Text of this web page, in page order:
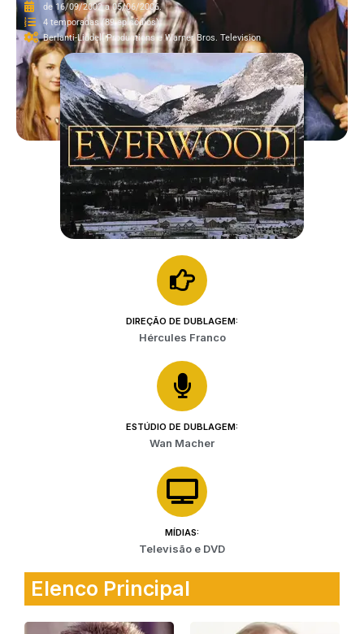
de 16/09/2002 a 05/06/2006.
4 temporadas (89 episódios).
Berlanti-Liddell Productions e Warner Bros. Television
DIREÇÃO DE DUBLAGEM:
Hércules Franco
ESTÚDIO DE DUBLAGEM:
Wan Macher
MÍDIAS:
Televisão e DVD
Elenco Principal